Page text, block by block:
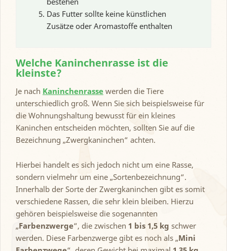
Das Futter sollte keine künstlichen
Zusätze oder Aromastoffe enthalten
Welche Kaninchenrasse ist die
kleinste?
Je nach Kaninchenrasse werden die Tiere
unterschiedlich groß. Wenn Sie sich beispielsweise für
die Wohnungshaltung bewusst für ein kleines
Kaninchen entscheiden möchten, sollten Sie auf die
Bezeichnung „Zwergkaninchen“ achten.
Hierbei handelt es sich jedoch nicht um eine Rasse,
sondern vielmehr um eine „Sortenbezeichnung“.
Innerhalb der Sorte der Zwergkaninchen gibt es somit
verschiedene Rassen, die sehr klein bleiben. Hierzu
gehören beispielsweise die sogenannten
„Farbenzwerge“, die zwischen 1 bis 1,5 kg schwer
werden. Diese Farbenzwerge gibt es noch als „Mini